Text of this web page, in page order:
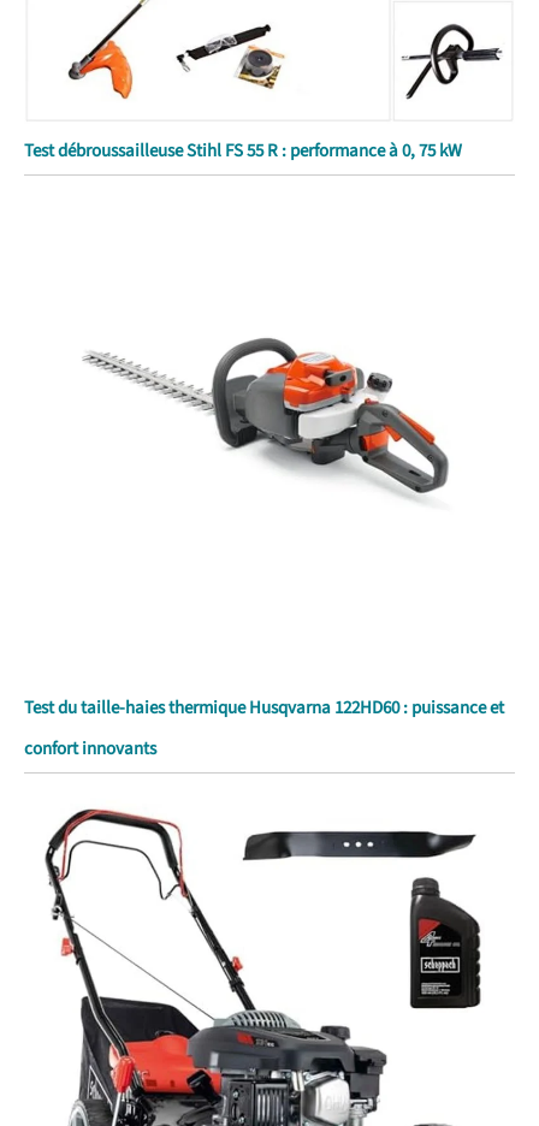
Test débroussailleuse Stihl FS 55 R : performance à 0, 75 kW
Test du taille-haies thermique Husqvarna 122HD60 : puissance et
confort innovants